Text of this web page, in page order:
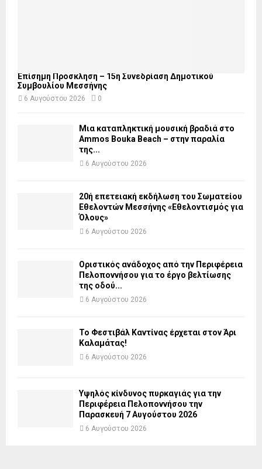
Επίσημη Πρόσκληση – 15η Συνεδρίαση Δημοτικού
Συμβουλίου Μεσσήνης
6 Αυγούστου 2026 0
Μια καταπληκτική μουσική βραδιά στο
Ammos Bouka Beach – στην παραλία
της...
6 Αυγούστου 2026
20ή επετειακή εκδήλωση του Σωματείου
Εθελοντών Μεσσήνης «Εθελοντισμός για
Όλους»
6 Αυγούστου 2026
Οριστικός ανάδοχος από την Περιφέρεια
Πελοποννήσου για το έργο βελτίωσης
της οδού...
6 Αυγούστου 2026
Το Φεστιβάλ Καντίνας έρχεται στον Άρι
Καλαμάτας!
6 Αυγούστου 2026
Υψηλός κίνδυνος πυρκαγιάς για την
Περιφέρεια Πελοποννήσου την
Παρασκευή 7 Αυγούστου 2026
6 Αυγούστου 2026